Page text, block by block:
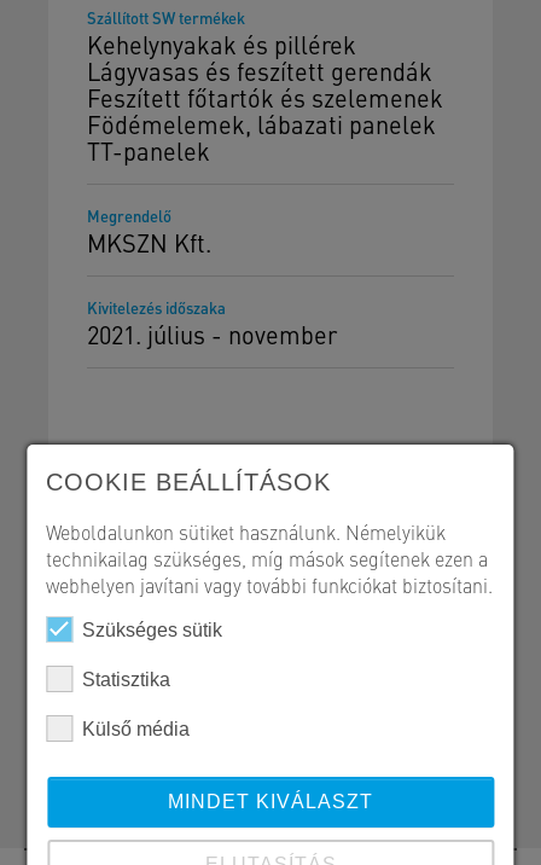
Szállított SW termékek
Kehelynyakak és pillérek
Lágyvasas és feszített gerendák
Feszített főtartók és szelemenek
Födémelemek, lábazati panelek
TT-panelek
Megrendelő
MKSZN Kft.
Kivitelezés időszaka
2021. július - november
Szerkezetépítés
Referencialap PDF
SW Umwelttechnik Magyarország Kft.
szerkezetepites@sw-umwelttechnik.hu
COOKIE BEÁLLÍTÁSOK
Weboldalunkon sütiket használunk. Némelyikük
technikailag szükséges, míg mások segítenek ezen a
webhelyen javítani vagy további funkciókat biztosítani.
Szükséges sütik
Statisztika
Külső média
MINDET KIVÁLASZT